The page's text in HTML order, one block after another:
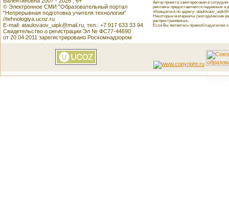
© Электронное СМИ "Образовательный портал
"Непрерывная подготовка учителя технологии"
//tehnologiya.ucoz.ru
E-mail: ataulovaov_uipk@mail.ru, тел.: +7 917 633 33 94
Свидетельство о регистрации Эл № ФС77-44690
от 20.04.2011 зарегистрировано Роскомнадзором
Автор проекта заинтересован в
рекламы предоставляется надёжным и
обращаться по адресу:
Некоторые материалы (методические
распространяемые.
Если Вы являетесь правообладателем